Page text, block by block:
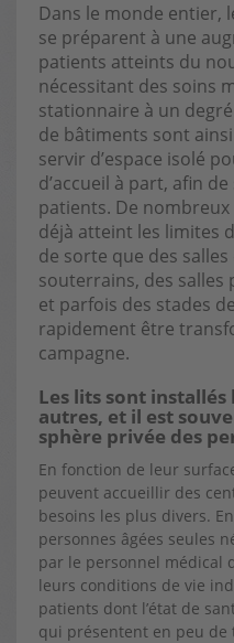
Dans le monde entier,
se préparent à une
patients atteints du
nécessitant des soins
stationnaire à un
de bâtiments sont
servir d’espace isolé
d’accueil à part, afin
patients. De
déjà atteint les limites
de sorte que des
souterrains, des salles
et parfois des stades
rapidement être
campagne.
Les lits sont installés
autres, et il est
sphère privée des
En fonction de leur
peuvent accueillir des
besoins les plus divers.
personnes âgées seules
par le personnel médical
leurs conditions de vie
patients dont l’état de
qui présentent en peu de